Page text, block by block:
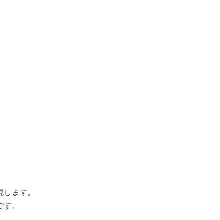
ます。
。